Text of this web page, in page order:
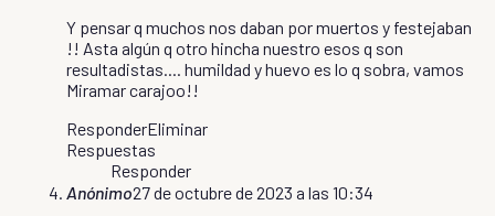
Y pensar q muchos nos daban por muertos y festejaban
!! Asta algún q otro hincha nuestro esos q son
resultadistas.... humildad y huevo es lo q sobra, vamos
Miramar carajoo!!
ResponderEliminar
Respuestas
Responder
Anónimo27 de octubre de 2023 a las 10:34